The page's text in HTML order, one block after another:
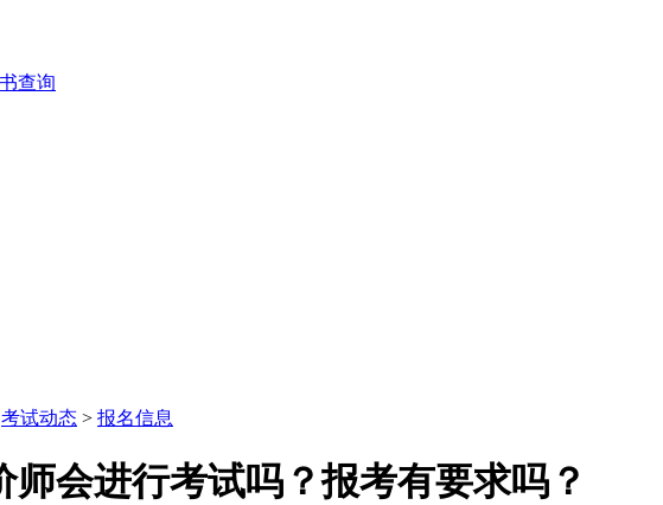
查询
考试动态 > 报名信息
师会进行考试吗？报考有要求吗？